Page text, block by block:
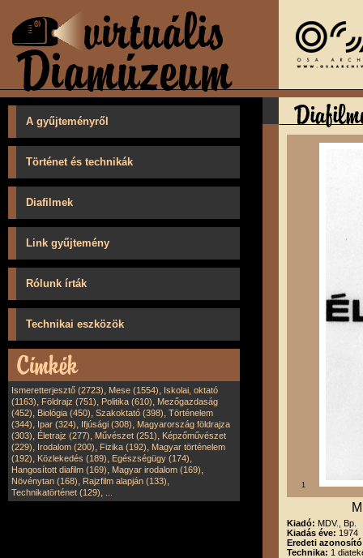
A gyűjteményről
Történet és technikák
Diafilmek
Link gyűjtemény
Rólunk írták
Technikai eszközök
Ismeretterjesztő (2723), Mese (1554), Iskolai, oktató
(1163), Földrajz (751), Politika (610), Mezőgazdaság
(452), Biológia (450), Szakoktató (398), Történelem
(344), Ipar (324), Ifjúsági (308), Magyarország földrajza
(303), Életrajz (277), Művészet (251), Képzőművészet
(229), Irodalom (200), Fizika (192), Magyar történelem
(192), Közlekedés (189), Egészségügy (174),
Hangosított diafilm (169), Magyar irodalom (169),
Növénytan (168), Rajzfilm alapján (133),
Technikatörténet (129),
1
Kiadó: MDV., Bp.
Kiadás éve: 1974
Eredeti
Technika: 1